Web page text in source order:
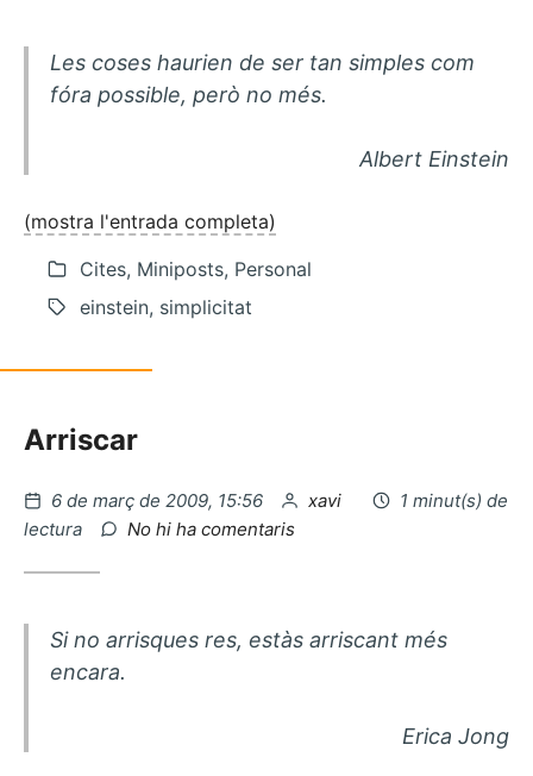
Les coses haurien de ser tan simples com
fóra possible, però no més.
Albert Einstein
(mostra l'entrada completa)
Cites, Miniposts, Personal
einstein, simplicitat
Arriscar
Publicat
el
6 de març de 2009, 15:56 per
xavi
1 minut(s) de
lectura
No hi ha comentaris
Si no arrisques res, estàs arriscant més
encara.
Erica Jong